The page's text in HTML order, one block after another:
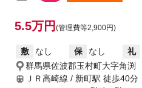
5.5万円 (管理費等2,900円)
敷 なし 保 なし 礼
群馬県佐波郡玉村町大字角渕
ＪＲ高崎線 / 新町駅 徒歩40分